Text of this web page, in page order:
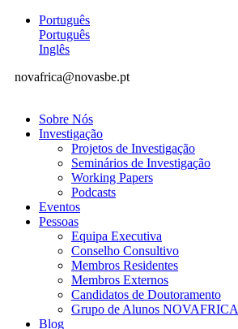
Português
Português
Inglês
novafrica@novasbe.pt
Sobre Nós
Investigação
Projetos de Investigação
Seminários de Investigação
Working Papers
Podcasts
Eventos
Pessoas
Equipa Executiva
Conselho Consultivo
Membros Residentes
Membros Externos
Candidatos de Doutoramento
Grupo de Alunos NOVAFRICA
Blog